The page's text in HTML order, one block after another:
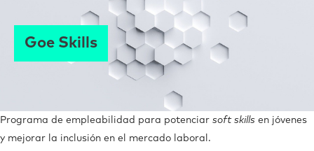
Goe Skills
Programa de empleabilidad para potenciar soft skills en jóvenes
y mejorar la inclusión en el mercado laboral.